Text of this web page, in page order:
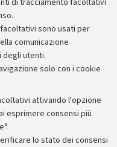
di tracciamento facoltativi
sono usati per
comunicazione
degli utenti.
solo con i cookie
attivando l'opzione
esprimere consensi più
lo stato dei consensi